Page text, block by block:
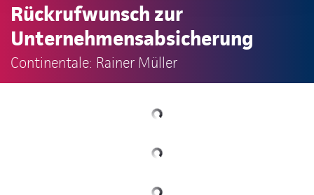
Rückrufwunsch zur
Unternehmensabsicherung
Continentale: Rainer Müller